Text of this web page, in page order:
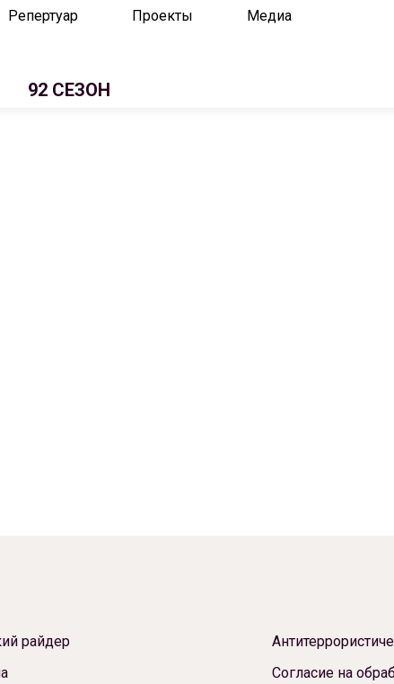
Репертуар Проекты Медиа
92 СЕЗОН
райдер
Согласие на